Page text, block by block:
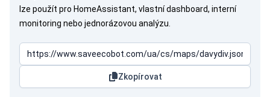
lze použít pro HomeAssistant, vlastní dashboard, interní
monitoring nebo jednorázovou analýzu.
Zkopírovat